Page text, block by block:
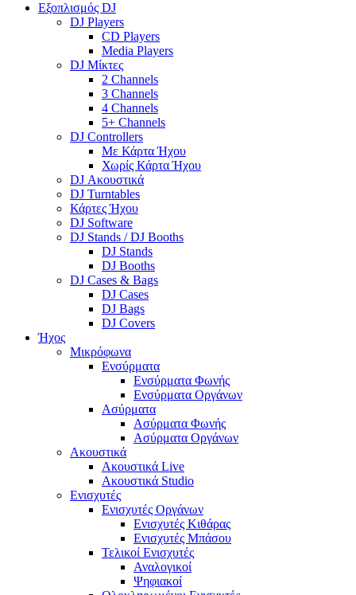
Εξοπλισμός DJ
DJ Players
CD Players
Media Players
DJ Μίκτες
2 Channels
3 Channels
4 Channels
5+ Channels
DJ Controllers
Με Κάρτα Ήχου
Χωρίς Κάρτα Ήχου
DJ Ακουστικά
DJ Turntables
Κάρτες Ήχου
DJ Software
DJ Stands / DJ Booths
DJ Stands
DJ Booths
DJ Cases & Bags
DJ Cases
DJ Bags
DJ Covers
Ήχος
Μικρόφωνα
Ενσύρματα
Ενσύρματα Φωνής
Ενσύρματα Οργάνων
Ασύρματα
Ασύρματα Φωνής
Ασύρματα Οργάνων
Ακουστικά
Ακουστικά Live
Ακουστικά Studio
Ενισχυτές
Ενισχυτές Οργάνων
Ενισχυτές Κιθάρας
Ενισχυτές Μπάσου
Τελικοί Ενισχυτές
Αναλογικοί
Ψηφιακοί